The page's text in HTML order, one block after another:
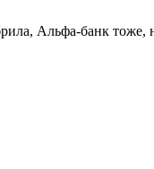
Альфа-банк тоже,